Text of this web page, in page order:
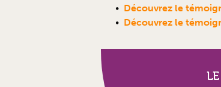
Découvrez le
Découvrez le